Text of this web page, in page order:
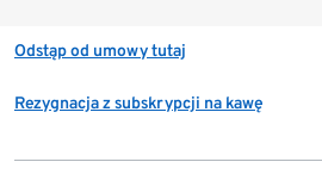
Odstąp od umowy tutaj
Rezygnacja z subskrypcji na kawę